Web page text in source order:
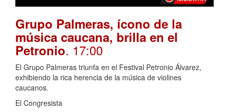
Grupo Palmeras, ícono de la
música caucana, brilla en el
Petronio. 17:00
El Grupo Palmeras triunfa en el Festival Petronio Álvarez,
exhibiendo la rica herencia de la música de violines
caucanos.
El Congresista